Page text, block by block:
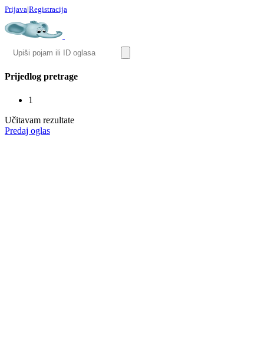
Prijava|Registracija
Prijedlog pretrage
1
Učitavam rezultate
Predaj oglas